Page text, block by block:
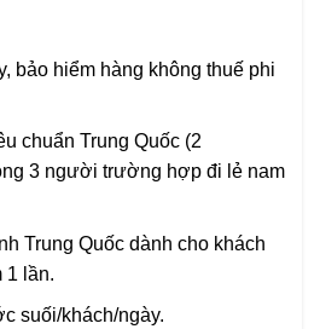
bảo hiểm hàng không thuế phi
chuẩn Trung Quốc (2
3 người trường hợp đi lẻ nam
Trung Quốc dành cho khách
1 lần.
suối/khách/ngày.